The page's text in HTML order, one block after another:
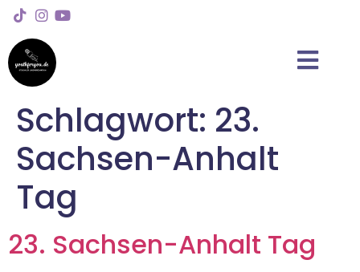
Schlagwort: 23.
Sachsen-Anhalt
Tag
23. Sachsen-Anhalt Tag